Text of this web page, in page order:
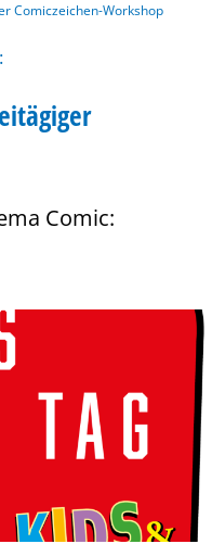
Comiczeichen-Workshop
Comic: